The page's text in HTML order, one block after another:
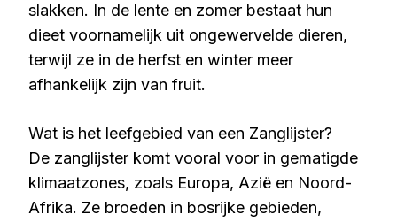
slakken. In de lente en zomer bestaat hun
dieet voornamelijk uit ongewervelde dieren,
terwijl ze in de herfst en winter meer
afhankelijk zijn van fruit.
Wat is het leefgebied van een Zanglijster?
De zanglijster komt vooral voor in gematigde
klimaatzones, zoals Europa, Azië en Noord-
Afrika. Ze broeden in bosrijke gebieden,